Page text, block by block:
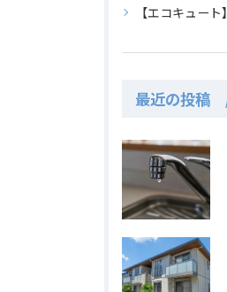
【エコキュート】
最近の投稿